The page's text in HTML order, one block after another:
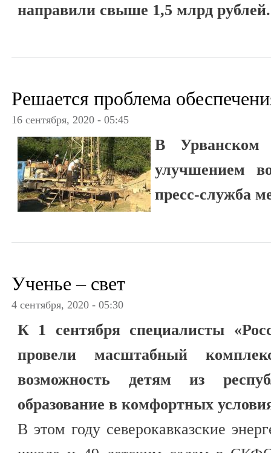
направили свыше 1,5 млрд рублей.
Решается проблема
16 сентября, 2020 - 05:45
В Урванском
улучшением
пресс-служба
Ученье – свет
4 сентября, 2020 - 05:30
К 1 сентября специалисты
провели масштабный
возможность детям из
образование в комфортных
В этом году северокавказские